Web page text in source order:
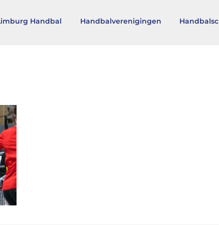
Handbal Handbalverenigingen